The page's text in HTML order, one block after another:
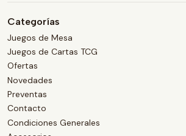
Categorías
Juegos de Mesa
Juegos de Cartas TCG
Ofertas
Novedades
Preventas
Contacto
Condiciones Generales